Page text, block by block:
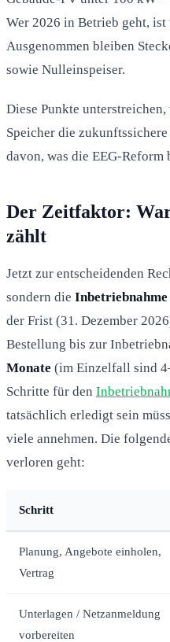
Wer 2026 in Betrieb geht,
Ausgenommen bleiben
sowie Nulleinspeiser.
Diese Punkte
Speicher die
davon, was die EEG-Reform
Der Zeitfaktor:
zählt
Jetzt zur entscheidenden
sondern die Inbetriebnahme
der Frist (31. Dezember
Bestellung bis zur
Monate (im Einzelfall sind
Schritte für den
tatsächlich erledigt sein
viele annehmen. Die
verloren geht:
Schritt
Planung, Angebote einholen,
Vertrag
Unterlagen / Netzanmeldung
vorbereiten